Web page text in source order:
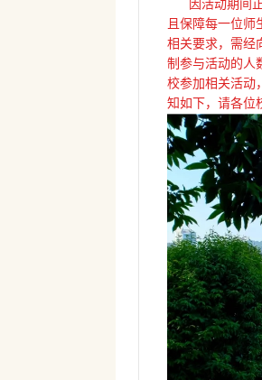
因活动期间正
且保障每一位
相关要求，需经
制参与活动的人
校参加相关活动
知如下，请各位